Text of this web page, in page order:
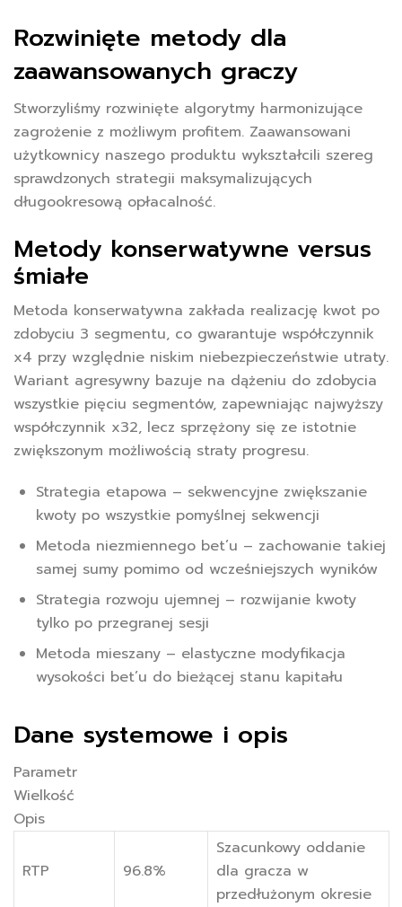
Rozwinięte metody dla
zaawansowanych graczy
Stworzyliśmy rozwinięte algorytmy harmonizujące
zagrożenie z możliwym profitem. Zaawansowani
użytkownicy naszego produktu wykształcili szereg
sprawdzonych strategii maksymalizujących
długookresową opłacalność.
Metody konserwatywne versus
śmiałe
Metoda konserwatywna zakłada realizację kwot po
zdobyciu 3 segmentu, co gwarantuje współczynnik
x4 przy względnie niskim niebezpieczeństwie utraty.
Wariant agresywny bazuje na dążeniu do zdobycia
wszystkie pięciu segmentów, zapewniając najwyższy
współczynnik x32, lecz sprzężony się ze istotnie
zwiększonym możliwością straty progresu.
Strategia etapowa – sekwencyjne zwiększanie
kwoty po wszystkie pomyślnej sekwencji
Metoda niezmiennego bet’u – zachowanie takiej
samej sumy pomimo od wcześniejszych wyników
Strategia rozwoju ujemnej – rozwijanie kwoty
tylko po przegranej sesji
Metoda mieszany – elastyczne modyfikacja
wysokości bet’u do bieżącej stanu kapitału
Dane systemowe i opis
Parametr
Wielkość
Opis
RTP 96.8%
Szacunkowy oddanie
dla gracza w
przedłużonym okresie